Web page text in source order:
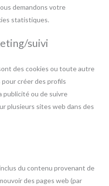
demandons votre
statistiques.
suivi
des cookies ou toute autre
créer des profils
publicité ou de suivre
plusieurs sites web dans des
du contenu provenant de
des pages web (par